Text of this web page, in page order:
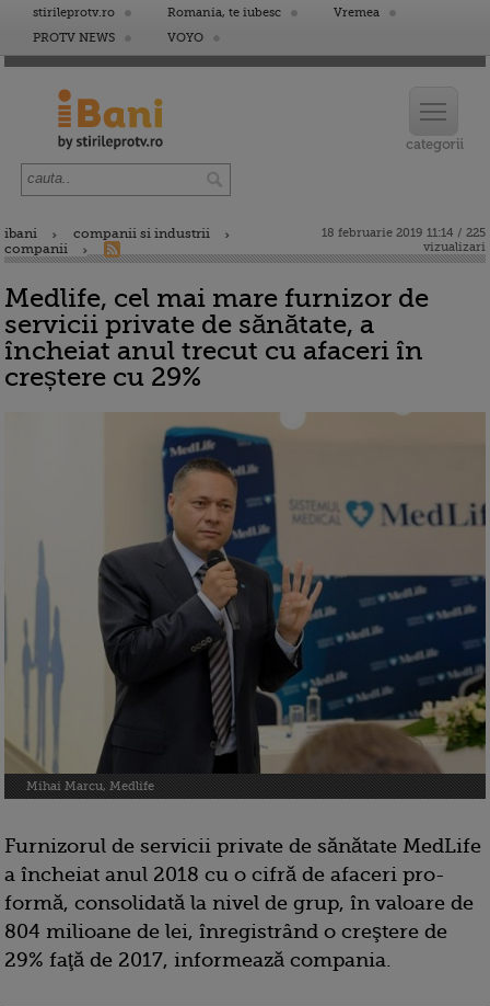
stirileprotv.ro Romania, te iubesc
Vremea
PROTV NEWS
VOYO
ibani
companii si industrii
companii
18 februarie 2019 11:14 / 225
vizualizari
Medlife, cel mai mare furnizor de
servicii private de sănătate, a
încheiat anul trecut cu afaceri în
creștere cu 29%
Mihai Marcu, Medlife
Furnizorul de servicii private de sănătate MedLife
a încheiat anul 2018 cu o cifră de afaceri pro-
formă, consolidată la nivel de grup, în valoare de
804 milioane de lei, înregistrând o creştere de
29% faţă de 2017, informează compania.